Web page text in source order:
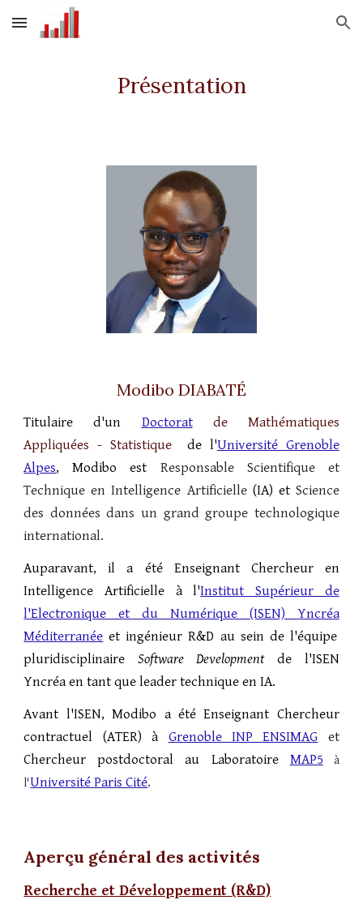
Skip to main content Skip to navigation
Présentation
Modibo DIABATÉ
Titulaire d'un Doctoratde Mathématiques
Appliquées - Statistiquede l'Université Grenoble
Alpes, Modibo est Responsable Scientifique et
Technique en Intelligence Artificielle (IA) et Science
des données dans un grand groupe technologique
international.
Auparavant, il a été Enseignant Chercheur en
Intelligence Artificielle à l'Institut Supérieur de
l'Electronique et du Numérique (ISEN) Yncréa
Méditerranée et ingénieur R&D au sein de l'équipe
pluridisciplinaire
Software Developmentde l'ISEN
Yncréa en tant que leader technique en IA.
Avant l'ISEN, Modibo a été Enseignant Chercheur
contractuel (ATER)à Grenoble INP ENSIMAG et
Chercheur postdoctoral au Laboratoire
MAP5 à
l'Université Paris Cité.
Aperçu général des activités
Recherche et Développement (R&D)